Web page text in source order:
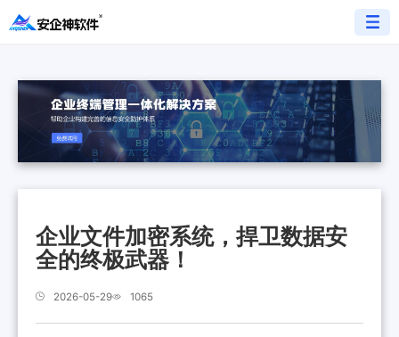
企业文件加密系统，捍卫数据安
全的终极武器！
2026-05-29 1065